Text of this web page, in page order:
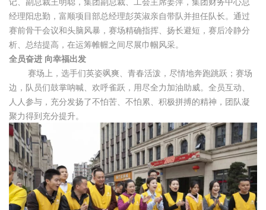
经理阳忠勤，富顺项目部总经理彭英淑亲自带队并担任队长。通过
赛前骨干会议和头脑风暴，赛场精确指挥、扬长避短，赛后冷静分
析、总结提高，在运筹帷幄之间尽展巾帼风采。
全员奋进 向幸福出发
赛场上，选手们英姿飒爽、青春活泼，尽情地奔跑跳跃；赛场
边，队员们鼓掌呐喊、欢呼雀跃，用尽全力加油助威。全员互动、
人人参与，充分发扬了不怕苦、不怕累、积极拼搏的精神，团队凝
聚力得到充分提升。